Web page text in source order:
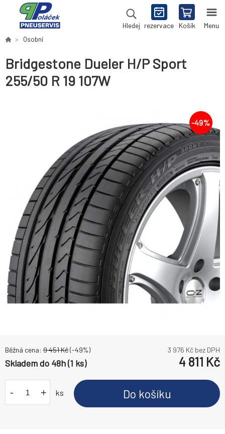
Hledej rezervace Košík Menu
Osobní
Bridgestone Dueler H/P Sport
255/50 R 19 107W
-49%
Běžná cena: 9 451Kč(-49%) 3 976 Kč bez DPH
Skladem do 48h (1 ks) 4 811 Kč
- + ks Do košíku